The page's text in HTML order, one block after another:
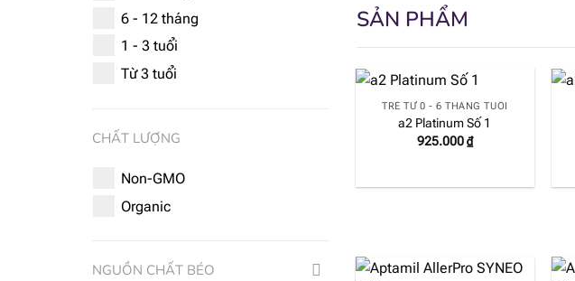
6 - 12 tháng
1 - 3 tuổi
Từ 3 tuổi
CHẤT LƯỢNG
Non-GMO
Organic
NGUỒN CHẤT BÉO
SẢN PHẨM
TRẺ TỪ 0 - 6 THÁNG TUỔI
a2 Platinum Số 1
925.000₫